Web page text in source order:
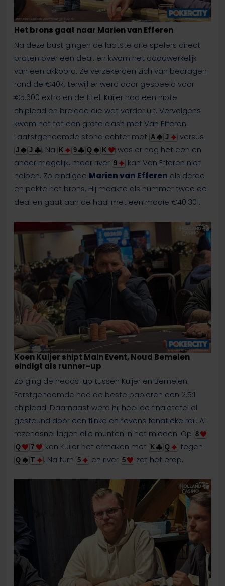
Het brons gaat naar Marien van Efferen
Na deze bust gingen de laatste drie spelers direct
praten over een deal, en kwam het daadwerkelijk
van een akkoord. Ze verzekerden zich van bedragen
rond de €40k, terwijl er werd door gespeeld voor
€5.600 extra en de titel. Kuijer had een nipte
chiplead en breidde die wat verder uit. Vervolgens
kwam het tot een grote clash met Van Efferen.
Laatstgenoemde stond achter met A J versus
J J . Na K 9 Q K
was er nog het een en
ander mogelijk, maar river 9
kan Van Efferen niet
helpen. Zo eindigde Marien van Efferen als derde
en pakte het brons. Hij maakte als nummer twee de
deal en gaat aan de haal met een mooie €40.301.
Koen Kuijer shipt Main Event, Noud Bemelen
eindigt als runner-up
Zo ging de heads-up tussen Kuijer en Bemelen.
Eerstgenoemde had de beste papieren een 2,5:1
chiplead. Daarnaast werd hij heel de finaletafel al
gesteund door een flinke en tevens fanatieke rail. Al
razendsnel lagen alle munten in het midden. Op 8
Q
7 kon Kuijer het afmaken met K Q tegen
Q T . Na turn 5 en river 5 zat het erop.